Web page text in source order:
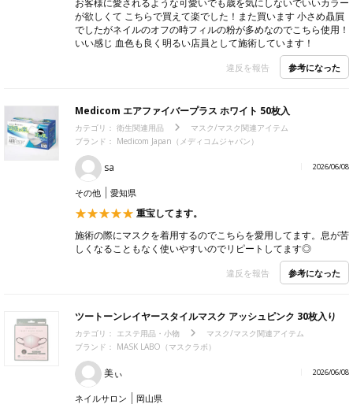
お客様に愛されるような可愛いでも歳を気にしないでいいカラー
が欲しくて こちらで買えて楽でした！また買います 小さめ贔屓
でしたがネイルのオフの時フィルの粉が多めなのでこちら使用！
いい感じ 血色も良く明るい店員として施術しています！
違反を報告 参考になった
Medicom エアファイバープラス ホワイト 50枚入
カテゴリ： 衛生関連用品
マスク/マスク関連アイテム
ブランド： Medicom Japan（メディコムジャパン）
sa 2026/06/08
その他 愛知県
重宝してます。
施術の際にマスクを着用するのでこちらを愛用してます。息が苦
しくなることもなく使いやすいのでリピートしてます◎
違反を報告 参考になった
ツートーンレイヤースタイルマスク アッシュピンク 30枚入り
カテゴリ： エステ用品・小物
マスク/マスク関連アイテム
ブランド： MASK LABO（マスクラボ）
美ぃ 2026/06/08
ネイルサロン
岡山県